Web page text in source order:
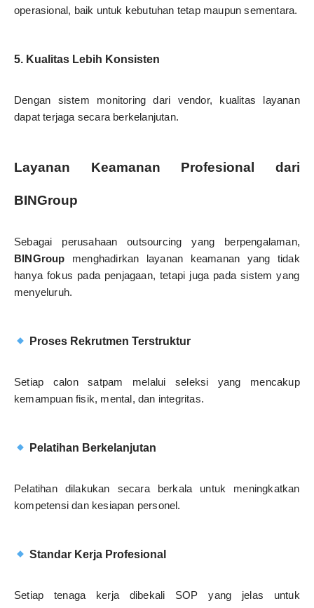
operasional, baik untuk kebutuhan tetap maupun sementara.
5. Kualitas Lebih Konsisten
Dengan sistem monitoring dari vendor, kualitas layanan
dapat terjaga secara berkelanjutan.
Layanan Keamanan Profesional dari
BINGroup
Sebagai perusahaan outsourcing yang berpengalaman,
BINGroup menghadirkan layanan keamanan yang tidak
hanya fokus pada penjagaan, tetapi juga pada sistem yang
menyeluruh.
Proses Rekrutmen Terstruktur
Setiap calon satpam melalui seleksi yang mencakup
kemampuan fisik, mental, dan integritas.
Pelatihan Berkelanjutan
Pelatihan dilakukan secara berkala untuk meningkatkan
kompetensi dan kesiapan personel.
Standar Kerja Profesional
Setiap tenaga kerja dibekali SOP yang jelas untuk